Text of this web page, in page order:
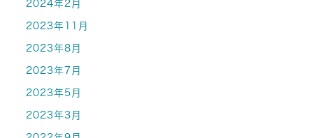
2024年2月
2023年11月
2023年8月
2023年7月
2023年5月
2023年3月